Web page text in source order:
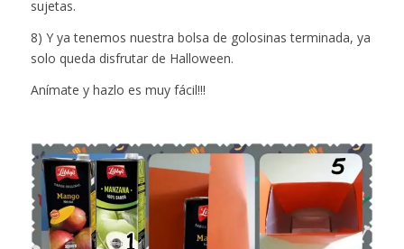
sujetas.
8) Y ya tenemos nuestra bolsa de golosinas terminada, ya
solo queda disfrutar de Halloween.
Anímate y hazlo es muy fácil!!!